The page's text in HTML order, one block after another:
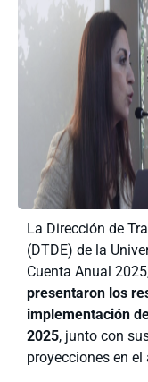
La Dirección de
(DTDE) de la
Cuenta Anual
presentaron los
implementación
2025, junto con
proyecciones en